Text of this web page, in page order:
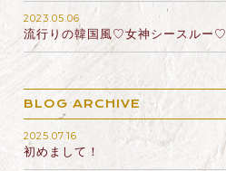
2023.05.06
流行りの韓国風♡女神シースルー♡
BLOG ARCHIVE
2025.07.16
初めまして！